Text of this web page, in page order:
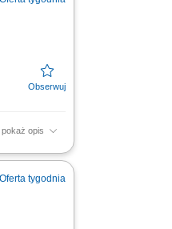
pokaż opis